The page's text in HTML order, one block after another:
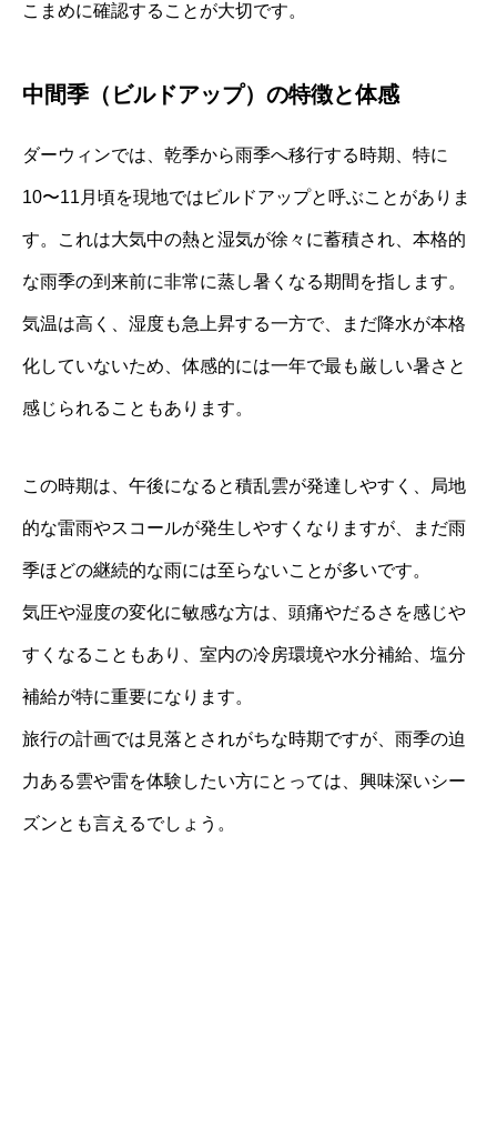
こまめに確認することが大切です。
中間季（ビルドアップ）の特徴と体感
ダーウィンでは、乾季から雨季へ移行する時期、特に
10〜11月頃を現地ではビルドアップと呼ぶことがありま
す。これは大気中の熱と湿気が徐々に蓄積され、本格的
な雨季の到来前に非常に蒸し暑くなる期間を指します。
気温は高く、湿度も急上昇する一方で、まだ降水が本格
化していないため、体感的には一年で最も厳しい暑さと
感じられることもあります。
この時期は、午後になると積乱雲が発達しやすく、局地
的な雷雨やスコールが発生しやすくなりますが、まだ雨
季ほどの継続的な雨には至らないことが多いです。
気圧や湿度の変化に敏感な方は、頭痛やだるさを感じや
すくなることもあり、室内の冷房環境や水分補給、塩分
補給が特に重要になります。
旅行の計画では見落とされがちな時期ですが、雨季の迫
力ある雲や雷を体験したい方にとっては、興味深いシー
ズンとも言えるでしょう。